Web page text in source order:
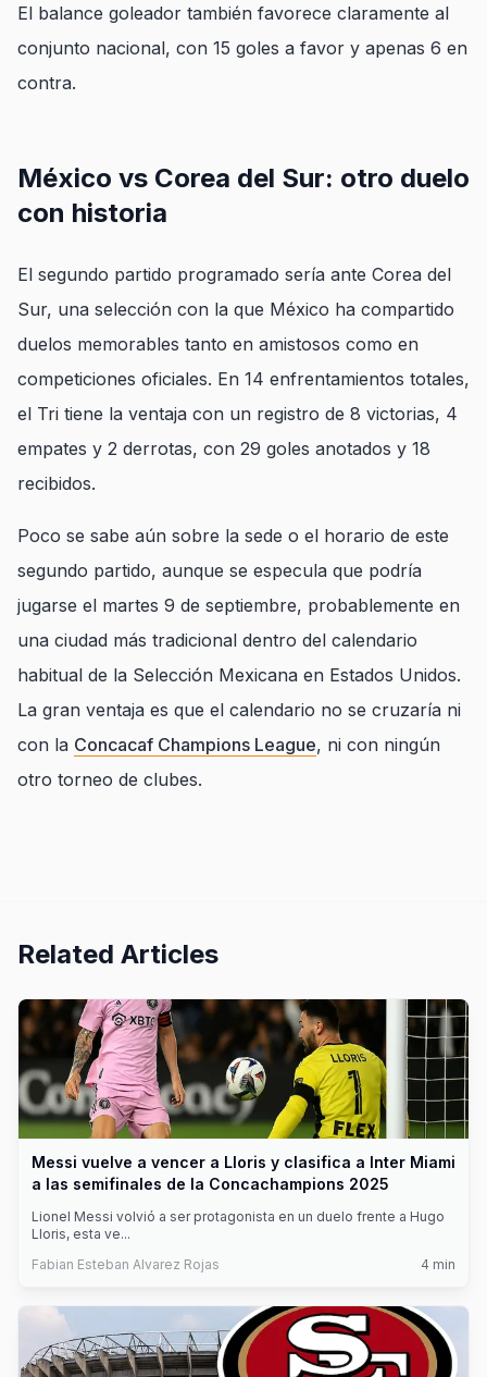
El balance goleador también favorece claramente al
conjunto nacional, con 15 goles a favor y apenas 6 en
contra.
México vs Corea del Sur: otro duelo
con historia
El segundo partido programado sería ante Corea del
Sur, una selección con la que México ha compartido
duelos memorables tanto en amistosos como en
competiciones oficiales. En 14 enfrentamientos totales,
el Tri tiene la ventaja con un registro de 8 victorias, 4
empates y 2 derrotas, con 29 goles anotados y 18
recibidos.
Poco se sabe aún sobre la sede o el horario de este
segundo partido, aunque se especula que podría
jugarse el martes 9 de septiembre, probablemente en
una ciudad más tradicional dentro del calendario
habitual de la Selección Mexicana en Estados Unidos.
La gran ventaja es que el calendario no se cruzaría ni
con la Concacaf Champions League, ni con ningún
otro torneo de clubes.
Related Articles
Messi vuelve a vencer a Lloris y clasifica a Inter Miami
a las semifinales de la Concachampions 2025
Lionel Messi volvió a ser protagonista en un duelo frente a Hugo
Lloris, esta ve...
Fabian Esteban Alvarez Rojas
4 min